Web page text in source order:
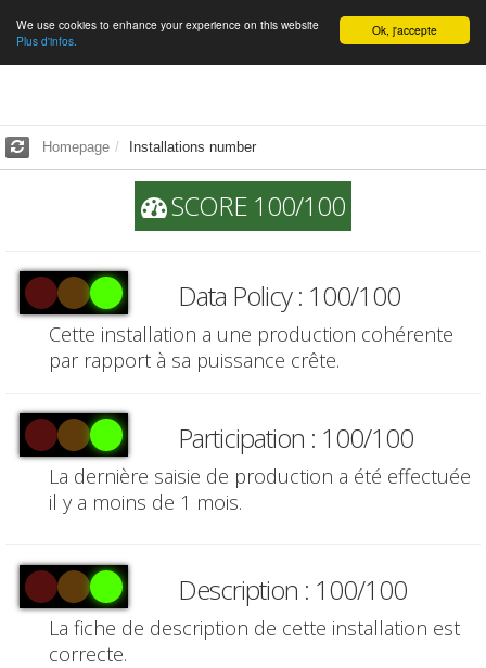
English Ok, j'accepte
We use cookies to enhance your experience on this website
Plus d'infos.
Homepage Installations number
SCORE 100/100
Data Policy : 100/100
Cette installation a une production cohérente
par rapport à sa puissance crête.
Participation : 100/100
La dernière saisie de production a été effectuée
il y a moins de 1 mois.
Description : 100/100
La fiche de description de cette installation est
correcte.